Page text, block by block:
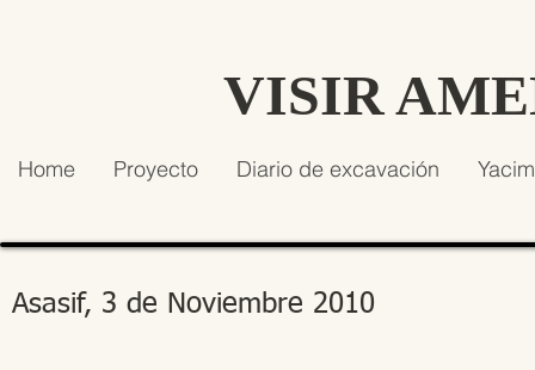
VISIR
Home Proyecto Diario de excavación
Asasif, 3 de Noviembre 2010